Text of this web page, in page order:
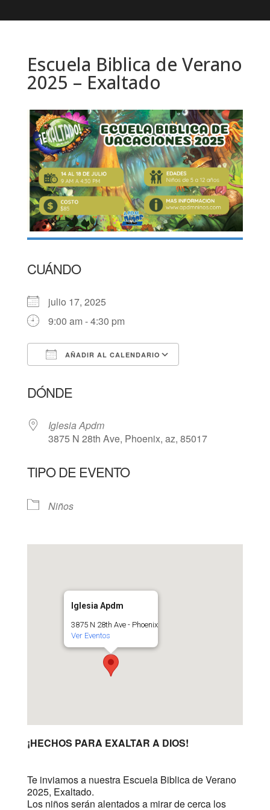
Escuela Biblica de Verano
2025 – Exaltado
CUÁNDO
julio 17, 2025
9:00 am - 4:30 pm
AÑADIR AL CALENDARIO
DÓNDE
Iglesia Apdm
3875 N 28th Ave, Phoenix, az, 85017
TIPO DE EVENTO
Niños
Iglesia Apdm
3875 N 28th Ave - Phoenix
Ver Eventos
¡HECHOS PARA EXALTAR A DIOS!
Te inviamos a nuestra Escuela Biblica de Verano
2025, Exaltado.
Los niños serán alentados a mirar de cerca los